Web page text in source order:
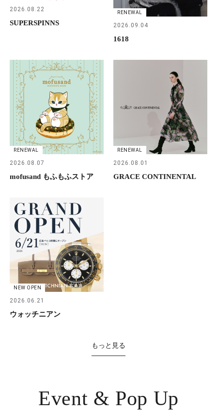
2026.08.22
SUPERSPINNS
RENEWAL
2026.09.04
1618
RENEWAL
2026.08.07
mofusand もふもふストア
RENEWAL
2026.08.01
GRACE CONTINENTAL
NEW OPEN
2026.06.21
ウォッチニアン
もっと見る
Event & Pop Up